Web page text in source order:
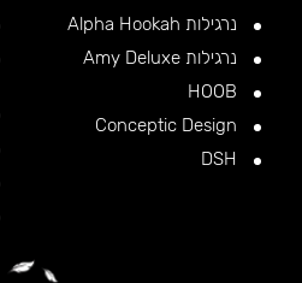
נרגילות Alpha Hookah
נרגילות Amy Deluxe